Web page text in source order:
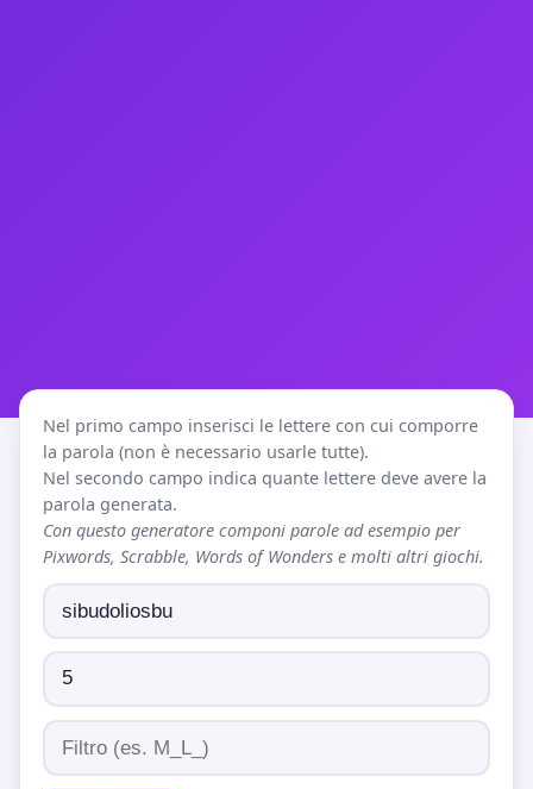
Nel primo campo inserisci le lettere con cui comporre
la parola (non è necessario usarle tutte).
Nel secondo campo indica quante lettere deve avere la
parola generata.
Con questo generatore componi parole ad esempio per
Pixwords, Scrabble, Words of Wonders e molti altri giochi.